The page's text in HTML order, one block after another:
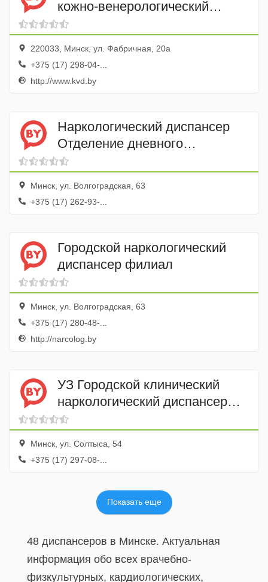
кожно-венерологический
диспансер Скабиозорий
220033, Минск, ул. Фабричная, 20а
+375 (17) 298-04-...
http://www.kvd.by
Наркологический диспансер
Отделение дневного
пребывания № 1
Минск, ул. Волгоградская, 63
+375 (17) 262-93-...
Городской наркологический
диспансер филиал
Минск, ул. Волгоградская, 63
+375 (17) 280-48-...
http://narcolog.by
УЗ Городской клинический
наркологический диспансер
Участок № 6, № 16
Минск, ул. Солтыса, 54
+375 (17) 297-08-...
Показать еще
48 диспансеров в Минске. Актуальная
информация обо всех врачебно-
физкультурных, кардиологических,